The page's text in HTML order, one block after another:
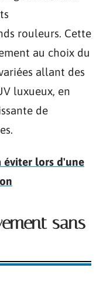
rouleurs. Cette
au choix du
allant des
luxueux, en
de
éviter lors d'une
sans